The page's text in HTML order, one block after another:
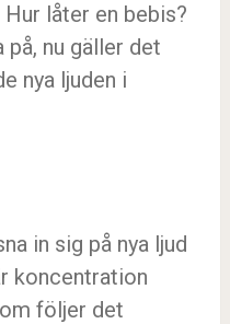
Hur låter en bebis?
på, nu gäller det
nya ljuden i
in sig på nya ljud
koncentration
följer det